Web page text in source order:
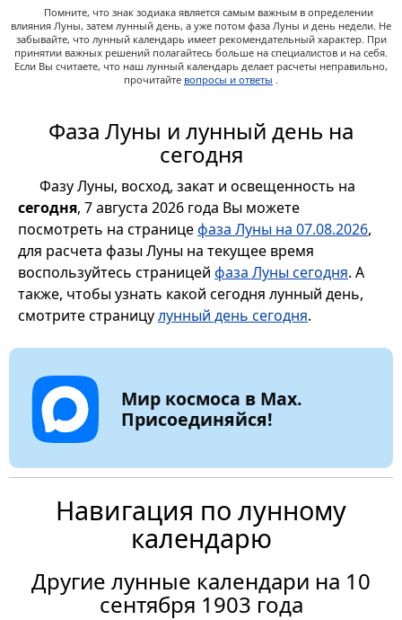
Помните, что знак зодиака является самым важным в определении
влияния Луны, затем лунный день, а уже потом фаза Луны и день недели. Не
забывайте, что лунный календарь имеет рекомендательный характер. При
принятии важных решений полагайтесь больше на специалистов и на себя.
Если Вы считаете, что наш лунный календарь делает расчеты неправильно,
прочитайте вопросы и ответы .
Фаза Луны и лунный день на
сегодня
Фазу Луны, восход, закат и освещенность на
сегодня, 7 августа 2026 года Вы можете
посмотреть на страницефаза Луны на 07.08.2026,
для расчета фазы Луны на текущее время
воспользуйтесь страницей фаза Луны сегодня. А
также, чтобы узнать какой сегодня лунный день,
смотрите страницулунный день сегодня.
Мир космоса в Max.
Присоединяйся!
Навигация по лунному
календарю
Другие лунные календари на 10
сентября 1903 года